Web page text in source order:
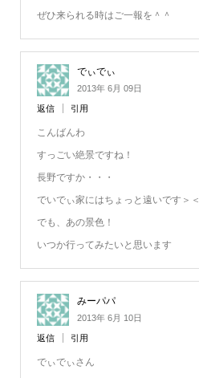
ぜひ来られる時はご一報を＾＾
でぃでぃ
2013年 6月 09日
返信 引用
こんばんわ
すっごい絶景ですね！
長野ですか・・・
でいでぃ家にはちょっと遠いです＞＜
でも、あの景色！
いつか行ってみたいと思います
みーパパ
2013年 6月 10日
返信 引用
でぃでぃさん